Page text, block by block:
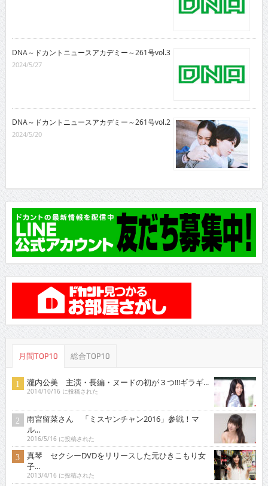
DNA～ドカントニュースアカデミー～261号vol.3
2024/5/27
DNA～ドカントニュースアカデミー～261号vol.2
2024/5/20
月間TOP10 総合TOP10
瀧内公美 主演・長編・ヌードの初が３つ!!!ギラギ...
2014/10/16 に投稿された
雨宮留菜さん 「ミスヤンチャン2016」参戦！マ
ル...
2016/5/16 に投稿された
真琴 セクシーDVDをリリースした元ひきこもり女
子...
2013/4/16 に投稿された